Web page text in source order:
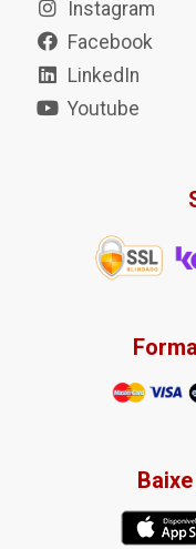
Instagram
Facebook
LinkedIn
Youtube